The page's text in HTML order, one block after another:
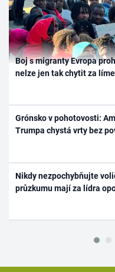
Boj s migranty Evropa
nelze jen tak chytit za
Grónsko v pohotovosti:
Trumpa chystá vrty bez
Nikdy nezpochybňujte
průzkumu mají za lídra